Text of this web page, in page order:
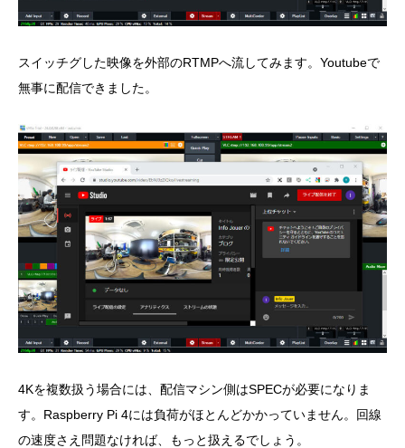
スイッチグした映像を外部のRTMPへ流してみます。Youtubeで
無事に配信できました。
4Kを複数扱う場合には、配信マシン側はSPECが必要になりま
す。Raspberry Pi 4には負荷がほとんどかかっていません。回線
の速度さえ問題なければ、もっと扱えるでしょう。